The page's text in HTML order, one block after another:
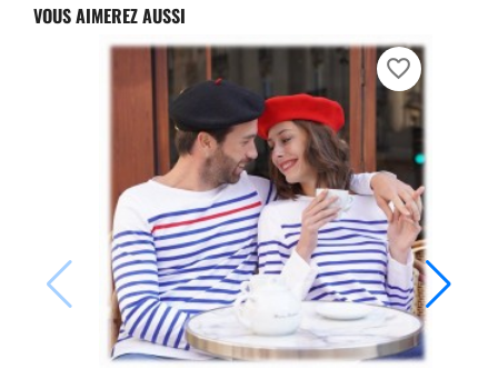
VOUS AIMEREZ AUSSI
favorite_border